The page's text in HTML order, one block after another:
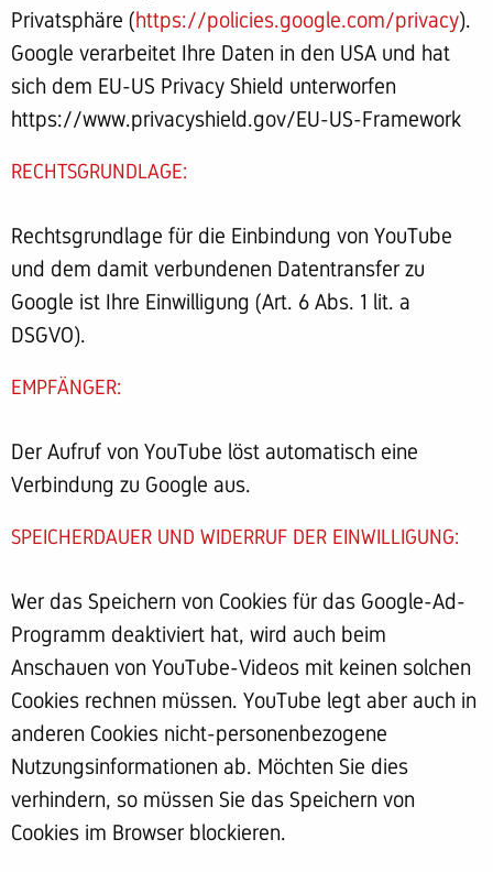
Privatsphäre (https://policies.google.com/privacy).
Google verarbeitet Ihre Daten in den USA und hat
sich dem EU-US Privacy Shield unterworfen
https://www.privacyshield.gov/EU-US-Framework
RECHTSGRUNDLAGE:
Rechtsgrundlage für die Einbindung von YouTube
und dem damit verbundenen Datentransfer zu
Google ist Ihre Einwilligung (Art. 6 Abs. 1 lit. a
DSGVO).
EMPFÄNGER:
Der Aufruf von YouTube löst automatisch eine
Verbindung zu Google aus.
SPEICHERDAUER UND WIDERRUF DER EINWILLIGUNG:
Wer das Speichern von Cookies für das Google-Ad-
Programm deaktiviert hat, wird auch beim
Anschauen von YouTube-Videos mit keinen solchen
Cookies rechnen müssen. YouTube legt aber auch in
anderen Cookies nicht-personenbezogene
Nutzungsinformationen ab. Möchten Sie dies
verhindern, so müssen Sie das Speichern von
Cookies im Browser blockieren.